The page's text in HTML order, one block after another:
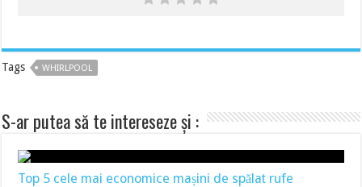
Tags WHIRLPOOL
S-ar putea să te intereseze și :
Top 5 cele mai economice mașini de spălat rufe